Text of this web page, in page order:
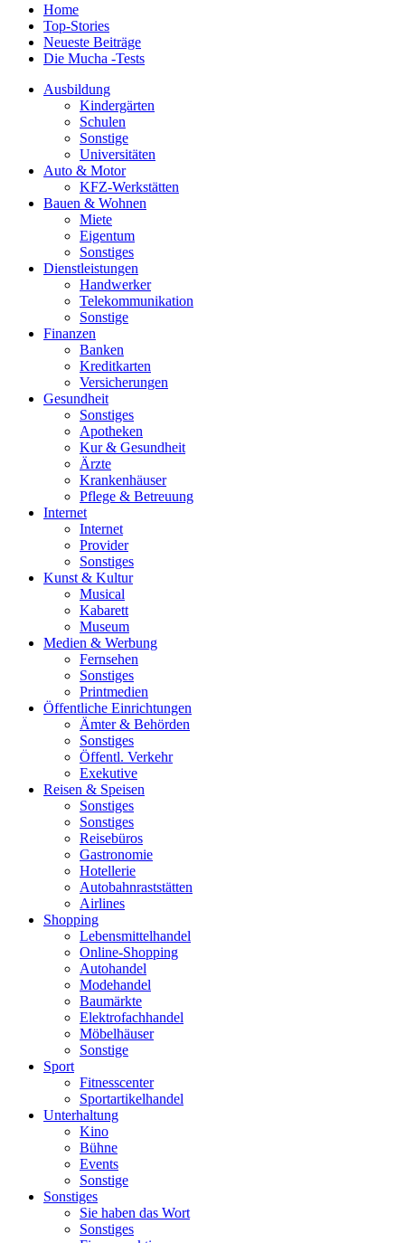
Home
Top-Stories
Neueste Beiträge
Die Mucha -Tests
Ausbildung
Kindergärten
Schulen
Sonstige
Universitäten
Auto & Motor
KFZ-Werkstätten
Bauen & Wohnen
Miete
Eigentum
Sonstiges
Dienstleistungen
Handwerker
Telekommunikation
Sonstige
Finanzen
Banken
Kreditkarten
Versicherungen
Gesundheit
Sonstiges
Apotheken
Kur & Gesundheit
Ärzte
Krankenhäuser
Pflege & Betreuung
Internet
Internet
Provider
Sonstiges
Kunst & Kultur
Musical
Kabarett
Museum
Medien & Werbung
Fernsehen
Sonstiges
Printmedien
Öffentliche Einrichtungen
Ämter & Behörden
Sonstiges
Öffentl. Verkehr
Exekutive
Reisen & Speisen
Sonstiges
Sonstiges
Reisebüros
Gastronomie
Hotellerie
Autobahnraststätten
Airlines
Shopping
Lebensmittelhandel
Online-Shopping
Autohandel
Modehandel
Baumärkte
Elektrofachhandel
Möbelhäuser
Sonstige
Sport
Fitnesscenter
Sportartikelhandel
Unterhaltung
Kino
Bühne
Events
Sonstige
Sonstiges
Sie haben das Wort
Sonstiges